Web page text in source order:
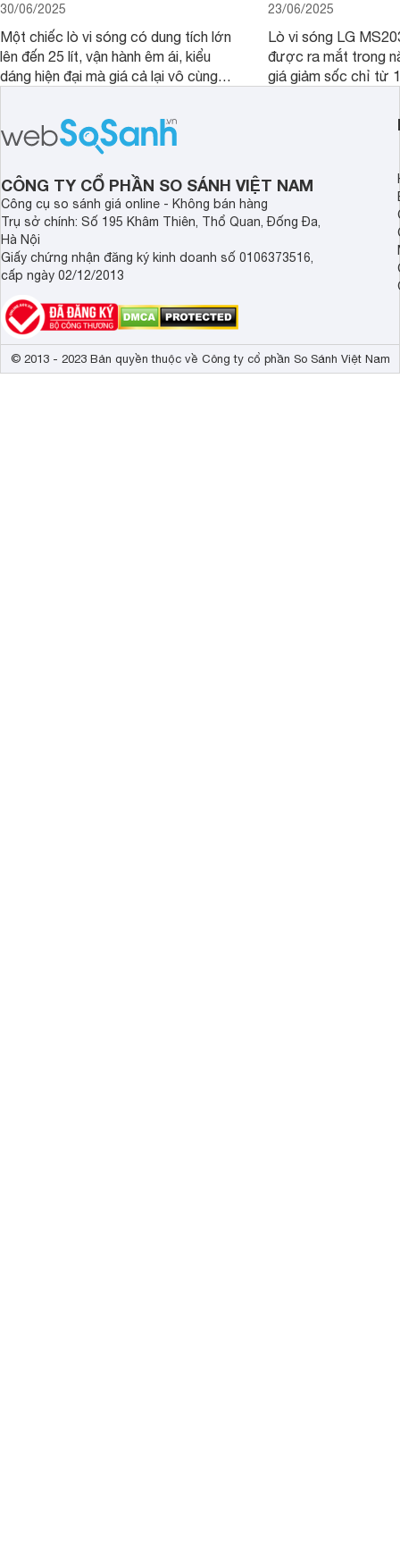
30/06/2025
Một chiếc lò vi sóng có dung tích lớn
lên đến 25 lít, vận hành êm ái, kiểu
dáng hiện đại mà giá cả lại vô cùng
tả về lò vi sóng LG MS2535GIK 25 lít.
Sản phẩm này là một ứng cử viên rất
đáng cân nhắc cho căn bếp của gia
đình bạn trong năm 2025.
23/06/2025
Lò vi sóng LG
được ra mắt trong
giá giảm sốc chỉ từ
có còn đáng mua
căn bếp nhà bạn
được câu trả lời,
đúng đắn nhất.
CÔNG TY CỔ PHẦN SO SÁNH VIỆT NAM
Công cụ so sánh giá online - Không bán hàng
Trụ sở chính: Số 195 Khâm Thiên, Thổ Quan, Đống Đa,
Hà Nội
Giấy chứng nhận đăng ký kinh doanh số 0106373516,
cấp ngày 02/12/2013
© 2013 - 2023 Bản quyền thuộc về Công ty cổ phần So Sánh Việt Nam